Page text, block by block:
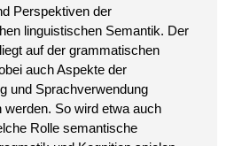
Perspektiven der
linguistischen Semantik. Der
auf der grammatischen
auch Aspekte der
und Sprachverwendung
werden. So wird etwa auch
Rolle semantische